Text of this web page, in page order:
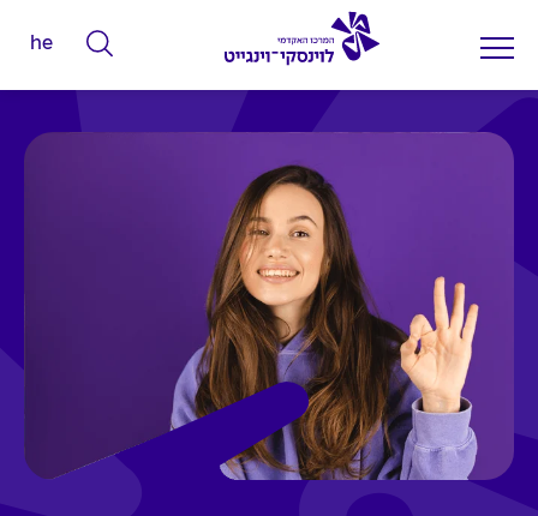
ה
ק
פ
he